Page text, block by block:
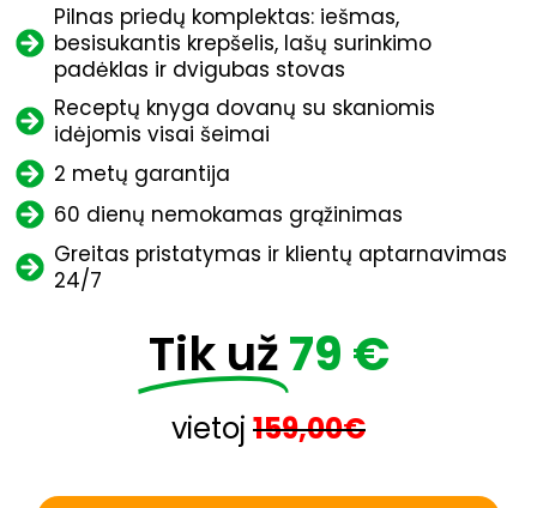
Pilnas priedų komplektas: iešmas,
besisukantis krepšelis, lašų surinkimo
padėklas ir dvigubas stovas
Receptų knyga dovanų su skaniomis
idėjomis visai šeimai
2 metų garantija
60 dienų nemokamas grąžinimas
Greitas pristatymas ir klientų aptarnavimas
24/7
Tik už79 €
vietoj 159,00€